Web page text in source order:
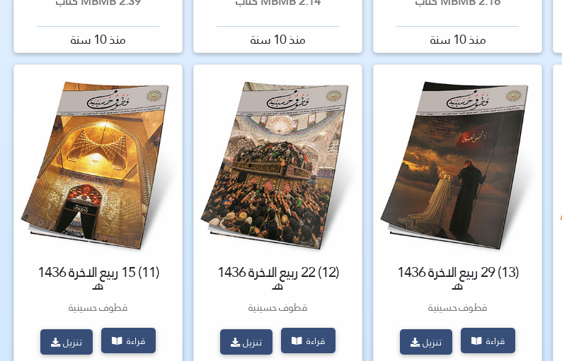
منذ 10 سنة منذ 10 سنة منذ 10 سنة
(13) 29 ربيع الاخرة 1436 هـ
قطوف حسينية
قراءة تنزيل
(12) 22 ربيع الاخرة 1436 هـ
قطوف حسينية
قراءة تنزيل
(11) 15 ربيع الاخرة 1436 هـ
قطوف حسينية
قراءة تنزيل